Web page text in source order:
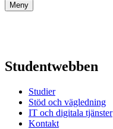
Meny
Studentwebben
Studier
Stöd och vägledning
IT och digitala tjänster
Kontakt